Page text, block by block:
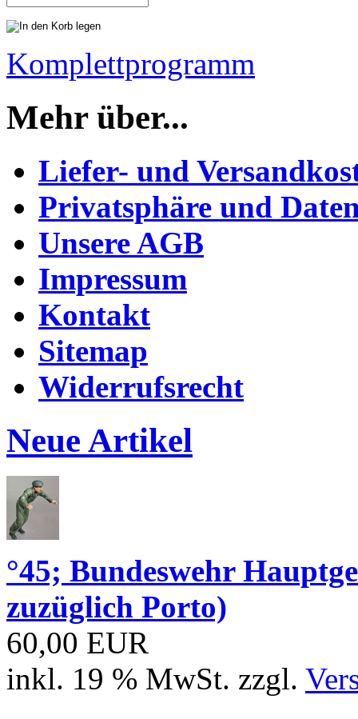
Komplettprogramm
Mehr über...
Liefer- und
Privatsphäre und
Unsere AGB
Impressum
Kontakt
Sitemap
Widerrufsrecht
Neue Artikel
°45; Bundeswehr
zuzüglich Porto)
60,00 EUR
inkl. 19 % MwSt. zzgl.